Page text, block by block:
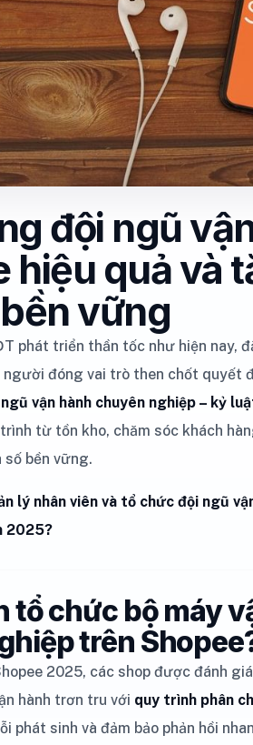
đội ngũ
hiệu quả và
vững
phát triển thần tốc như hiện nay,
người đóng vai trò then chốt quyết
vận hành chuyên nghiệp – kỷ
từ tồn kho, chăm sóc khách
bền vững.
lý nhân viên và tổ chức đội ngũ
2025?
tổ chức bộ máy
trên
2025, các shop được đánh
hành trơn tru với quy trình phân
phát sinh và đảm bảo phản hồi